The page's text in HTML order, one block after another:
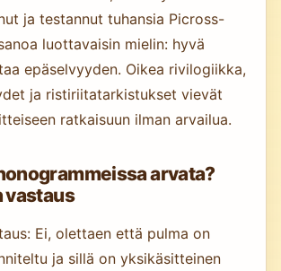
ja testannut tuhansia Picross-
luottavaisin mielin: hyvä
epäselvyyden. Oikea rivilogiikka,
ja ristiriitatarkistukset vievät
ratkaisuun ilman arvailua.
arvata?
vastaus
Ei, olettaen että pulma on
ja sillä on yksikäsitteinen